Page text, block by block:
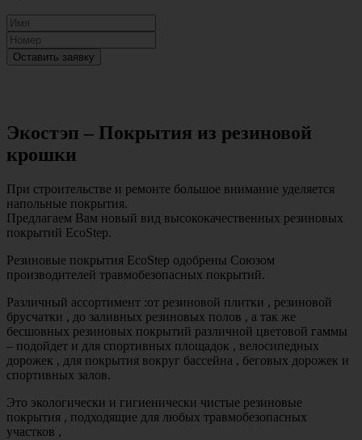
Оставить заявку
Экостэп – Покрытия из резиновой
крошки
При строительстве и ремонте большое внимание уделяется
напольные покрытия.
Предлагаем Вам новый вид высококачественных резиновых
покрытий EcoStep.
Резиновые покрытия EcoStep одобрены Союзом
производителей травмобезопасных покрытий.
Различный ассортимент :от резиновой плитки , резиновой
брусчатки , до заливных резиновых полов , а так же
бесшовных резиновых покрытий различной цветовой гаммы
– подойдет и для спортивных площадок , велосипедных
дорожек , для покрытия вокруг бассейна , беговых дорожек и
спортивных залов.
Это экологически и гигиенически чистые резиновые
покрытия , подходящие для любых травмобезопасных
участков ,